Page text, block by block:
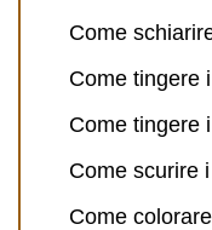
Come
Come tingere
Come tingere
Come scurire
Come